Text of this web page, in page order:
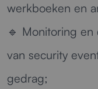
werkboeken en
🔹 Monitoring en
van security
gedrag;